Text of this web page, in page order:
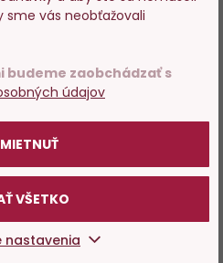
sme vás neobťažovali
budeme zaobchádzať s
údajov
VŠETKO
nastavenia
Prosím
Vám už bolo 18